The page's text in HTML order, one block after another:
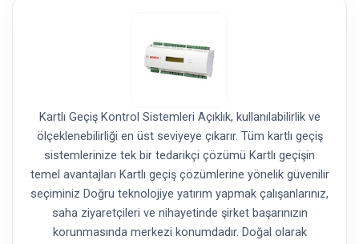
Kartlı Geçiş Kontrol Sistemleri Açıklık, kullanılabilirlik ve
ölçeklenebilirliği en üst seviyeye çıkarır. Tüm kartlı geçiş
sistemlerinize tek bir tedarikçi çözümü Kartlı geçişin
temel avantajları Kartlı geçiş çözümlerine yönelik güvenilir
seçiminiz Doğru teknolojiye yatırım yapmak çalışanlarınız,
saha ziyaretçileri ve nihayetinde şirket başarınızın
korunmasında merkezi konumdadır. Doğal olarak